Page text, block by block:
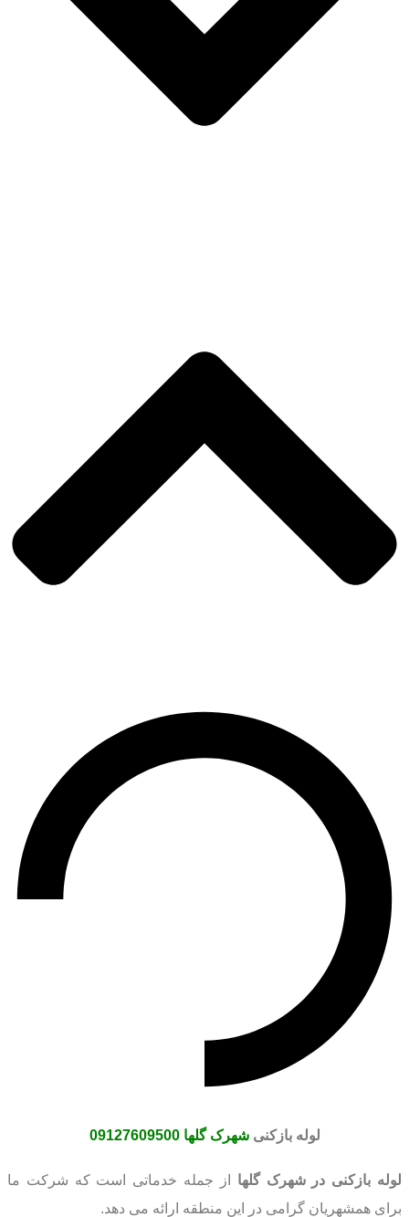
لوله بازکنیشهرک گلها 09127609500
لوله بازکنی در شهرک گلها از جمله خدماتی است که شرکت ما
برای همشهریان گرامی در این منطقه ارائه می دهد.